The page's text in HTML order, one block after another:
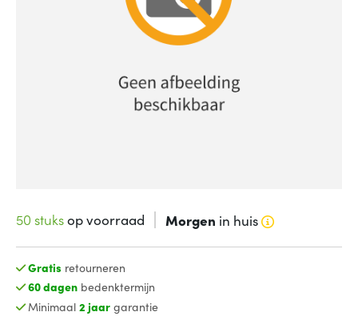
50 stuksop voorraad Morgen in huis
Gratis retourneren
60 dagenbedenktermijn
Minimaal 2 jaargarantie